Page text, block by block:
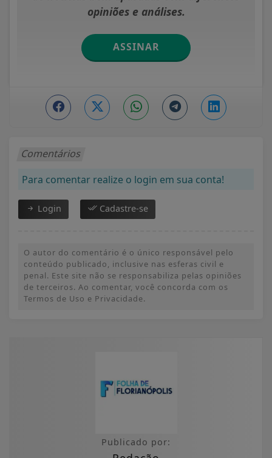
opiniões e análises.
ASSINAR
Comentários
Para comentar realize o login em sua conta!
Login Cadastre-se
O autor do comentário é o único responsável pelo
conteúdo publicado, inclusive nas esferas civil e
penal. Este site não se responsabiliza pelas opiniões
de terceiros. Ao comentar, você concorda com os
Termos de Uso e Privacidade.
Publicado por: